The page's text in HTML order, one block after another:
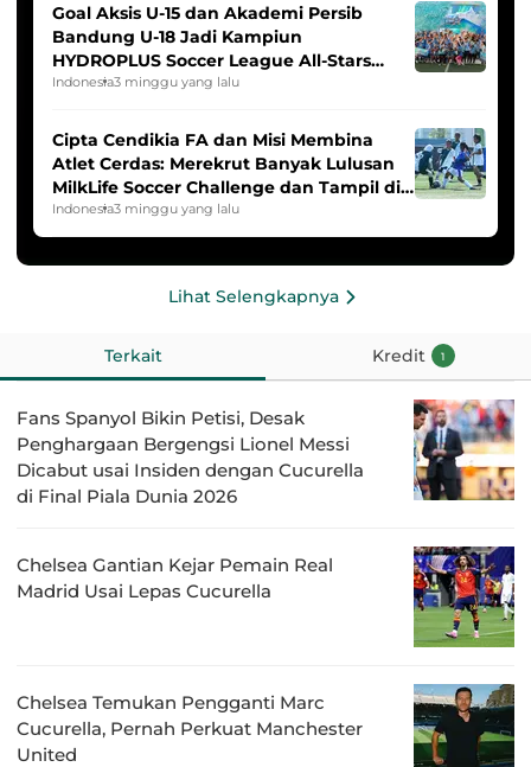
Goal Aksis U-15 dan Akademi Persib
Bandung U-18 Jadi Kampiun
HYDROPLUS Soccer League All-Stars
2025/2026
Indonesia3 minggu yang lalu
Cipta Cendikia FA dan Misi Membina
Atlet Cerdas: Merekrut Banyak Lulusan
MilkLife Soccer Challenge dan Tampil di
HYDROPLUS Soccer League
Indonesia3 minggu yang lalu
Lihat Selengkapnya
Terkait Kredit 1
Fans Spanyol Bikin Petisi, Desak
Penghargaan Bergengsi Lionel Messi
Dicabut usai Insiden dengan Cucurella
di Final Piala Dunia 2026
Chelsea Gantian Kejar Pemain Real
Madrid Usai Lepas Cucurella
Chelsea Temukan Pengganti Marc
Cucurella, Pernah Perkuat Manchester
United